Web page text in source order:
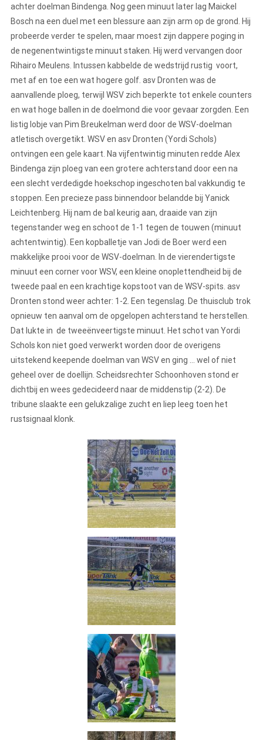
achter doelman Bindenga. Nog geen minuut later lag Maickel
Bosch na een duel met een blessure aan zijn arm op de grond. Hij
probeerde verder te spelen, maar moest zijn dappere poging in
de negenentwintigste minuut staken. Hij werd vervangen door
Rihairo Meulens. Intussen kabbelde de wedstrijd rustig voort,
met af en toe een wat hogere golf. asv Dronten was de
aanvallende ploeg, terwijl WSV zich beperkte tot enkele counters
en wat hoge ballen in de doelmond die voor gevaar zorgden. Een
listig lobje van Pim Breukelman werd door de WSV-doelman
atletisch overgetikt. WSV en asv Dronten (Yordi Schols)
ontvingen een gele kaart. Na vijfentwintig minuten redde Alex
Bindenga zijn ploeg van een grotere achterstand door een na
een slecht verdedigde hoekschop ingeschoten bal vakkundig te
stoppen. Een precieze pass binnendoor belandde bij Yanick
Leichtenberg. Hij nam de bal keurig aan, draaide van zijn
tegenstander weg en schoot de 1-1 tegen de touwen (minuut
achtentwintig). Een kopballetje van Jodi de Boer werd een
makkelijke prooi voor de WSV-doelman. In de vierendertigste
minuut een corner voor WSV, een kleine onoplettendheid bij de
tweede paal en een krachtige kopstoot van de WSV-spits. asv
Dronten stond weer achter: 1-2. Een tegenslag. De thuisclub trok
opnieuw ten aanval om de opgelopen achterstand te herstellen.
Dat lukte in de tweeënveertigste minuut. Het schot van Yordi
Schols kon niet goed verwerkt worden door de overigens
uitstekend keepende doelman van WSV en ging … wel of niet
geheel over de doellijn. Scheidsrechter Schoonhoven stond er
dichtbij en wees gedecideerd naar de middenstip (2-2). De
tribune slaakte een gelukzalige zucht en liep leeg toen het
rustsignaal klonk.